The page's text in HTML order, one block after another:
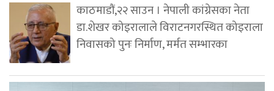
काठमाडौं,२२ साउन । नेपाली कांग्रेसका नेता
डा.शेखर कोइरालाले विराटनगरस्थित कोइराला
निवासको पुनः निर्माण, मर्मत सम्भारका